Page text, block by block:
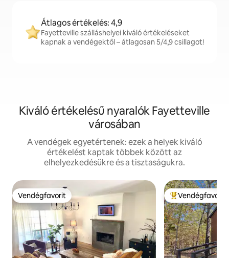
Átlagos értékelés: 4,9
Fayetteville szálláshelyei kiváló értékeléseket
kapnak a vendégektől – átlagosan 5/4,9 csillagot!
Kiváló értékelésű nyaralók Fayetteville
városában
A vendégek egyetértenek: ezek a helyek kiváló
értékelést kaptak többek között az
elhelyezkedésükre és a tisztaságukra.
Vendégfavorit
Vendégfavorit Kiemelt
Vendégfavorit